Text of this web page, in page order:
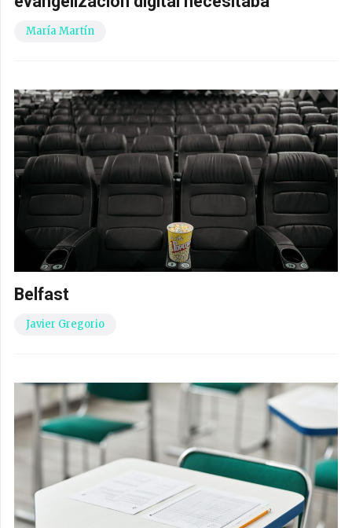
María Martín
Belfast
Javier Gregorio